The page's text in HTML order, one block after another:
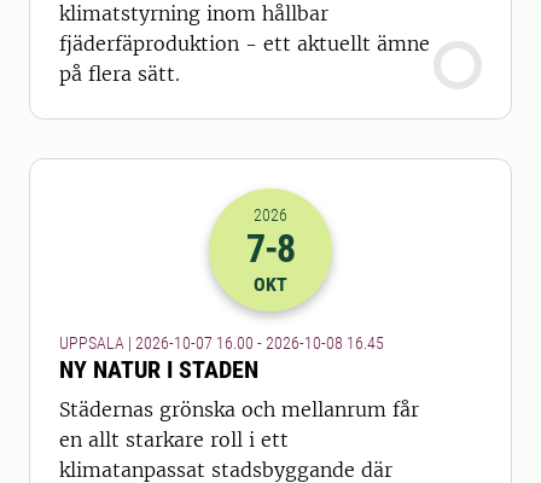
klimatstyrning inom hållbar
fjäderfäproduktion - ett aktuellt ämne
på flera sätt.
2026-07-10 14:00
2026
7-8
OKT
UPPSALA | 2026-10-07 16.00 - 2026-10-08 16.45
NY NATUR I STADEN
Städernas grönska och mellanrum får
en allt starkare roll i ett
klimatanpassat stadsbyggande där